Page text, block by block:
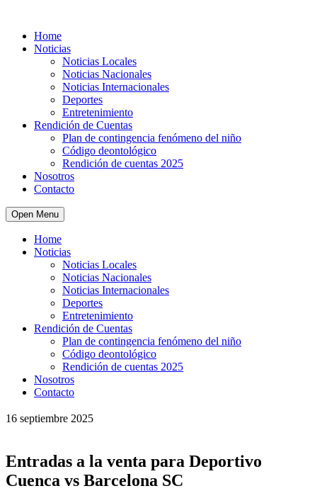
Home
Noticias
Noticias Locales
Noticias Nacionales
Noticias Internacionales
Deportes
Entretenimiento
Rendición de Cuentas
Plan de contingencia fenómeno del niño
Código deontológico
Rendición de cuentas 2025
Nosotros
Contacto
Open Menu
Home
Noticias
Noticias Locales
Noticias Nacionales
Noticias Internacionales
Deportes
Entretenimiento
Rendición de Cuentas
Plan de contingencia fenómeno del niño
Código deontológico
Rendición de cuentas 2025
Nosotros
Contacto
16 septiembre 2025
Entradas a la venta para Deportivo
Cuenca vs Barcelona SC